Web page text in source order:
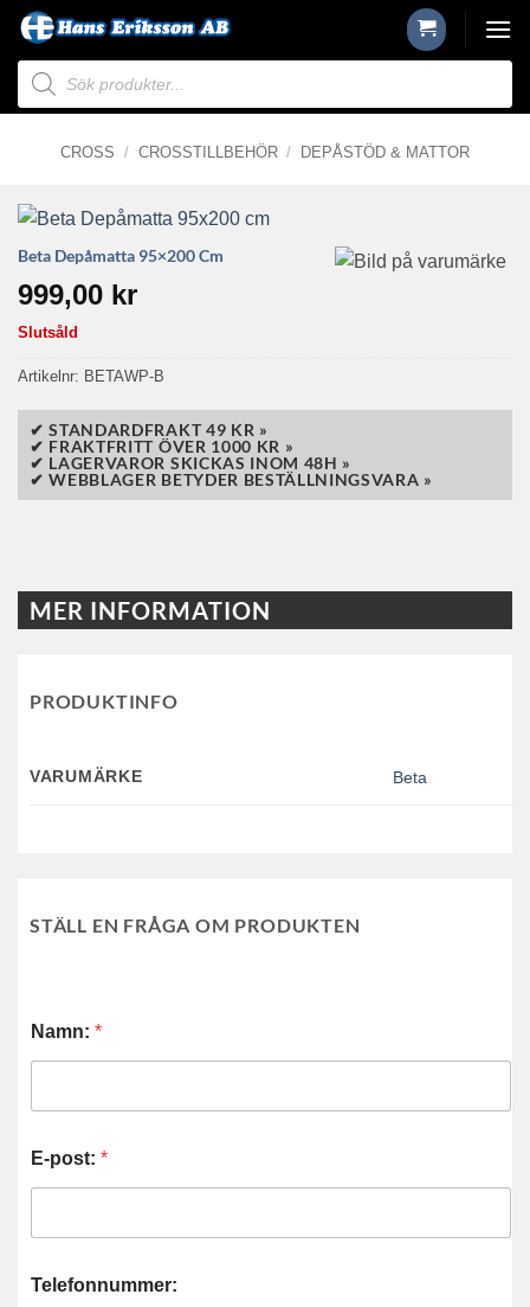
Skip
content
Produktsökning
CROSS / CROSSTILLBEHÖR / DEPÅSTÖD & MATTOR
Beta Depåmatta 95×200 Cm
999,00 kr
Slutsåld
Artikelnr: BETAWP-B
✔ STANDARDFRAKT 49 KR »
✔ FRAKTFRITT ÖVER 1000 KR »
✔ LAGERVAROR SKICKAS INOM 48H »
✔ WEBBLAGER BETYDER BESTÄLLNINGSVARA »
MER INFORMATION
PRODUKTINFO
VARUMÄRKE Beta
STÄLL EN FRÅGA OM PRODUKTEN
Namn: *
E-post: *
Telefonnummer: